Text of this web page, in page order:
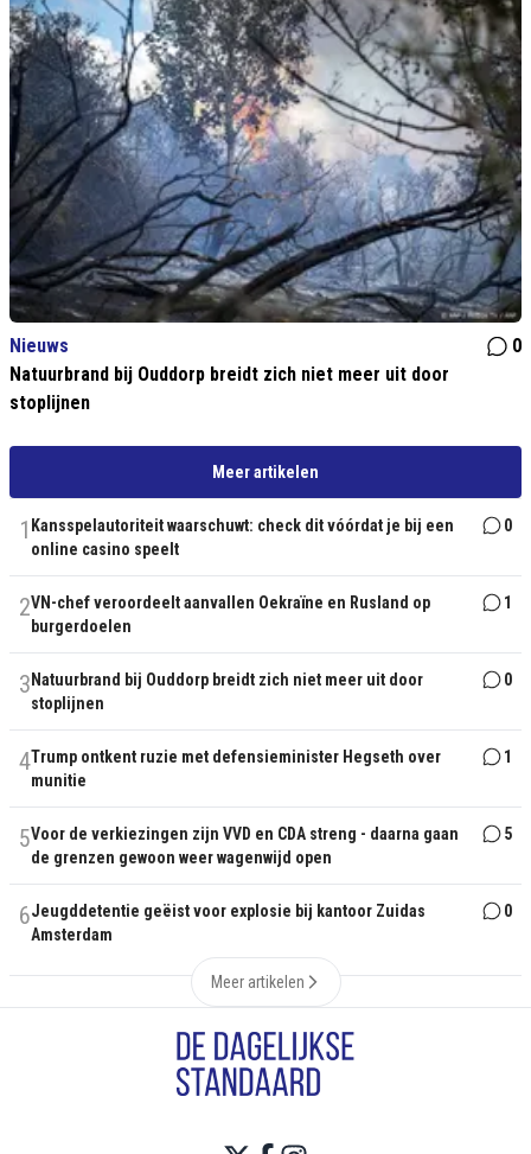
Nieuws
0
Natuurbrand bij Ouddorp breidt zich niet meer uit door
stoplijnen
Meer artikelen
1 Kansspelautoriteit waarschuwt: check dit vóórdat je bij een
online casino speelt
0
2VN-chef veroordeelt aanvallen Oekraïne en Rusland op
burgerdoelen
1
3 Natuurbrand bij Ouddorp breidt zich niet meer uit door
stoplijnen
0
4Trump ontkent ruzie met defensieminister Hegseth over
munitie
1
5Voor de verkiezingen zijn VVD en CDA streng - daarna gaan
de grenzen gewoon weer wagenwijd open
5
6Jeugddetentie geëist voor explosie bij kantoor Zuidas
Amsterdam
0
Meer artikelen